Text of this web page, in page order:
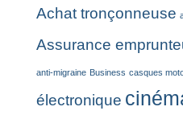
Achat tronçonneuse
Assurance
anti-migraine Business casques
électronique